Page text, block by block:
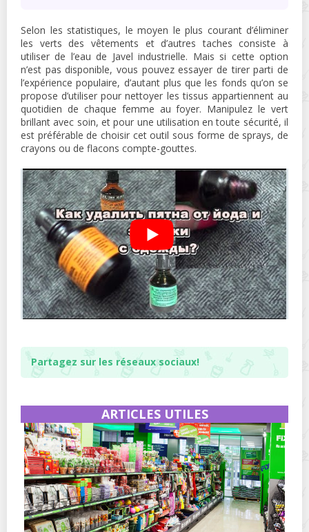
Selon les statistiques, le moyen le plus courant d’éliminer
les verts des vêtements et d’autres taches consiste à
utiliser de l’eau de Javel industrielle. Mais si cette option
n’est pas disponible, vous pouvez essayer de tirer parti de
l’expérience populaire, d’autant plus que les fonds qu’on se
propose d’utiliser pour nettoyer les tissus appartiennent au
quotidien de chaque femme au foyer. Manipulez le vert
brillant avec soin, et pour une utilisation en toute sécurité, il
est préférable de choisir cet outil sous forme de sprays, de
crayons ou de flacons compte-gouttes.
Partagez sur les réseaux sociaux!
ARTICLES UTILES